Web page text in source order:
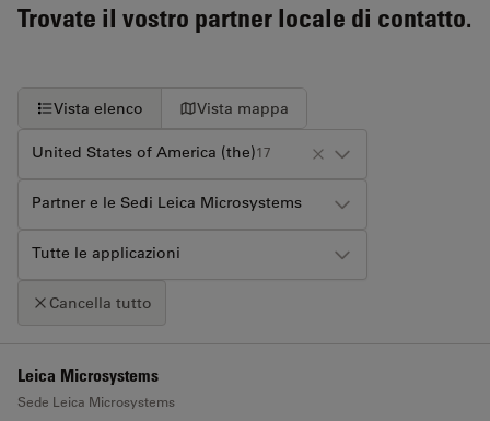
Trovate il vostro partner locale di contatto.
Vista elenco Vista mappa
United States of America (the)17
Partner e le Sedi Leica Microsystems
Tutte le applicazioni
Cancella tutto
+
−
Clicca sulla mappa per attivare lo zoom con la rotellina
Leica Microsystems
Sede Leica Microsystems